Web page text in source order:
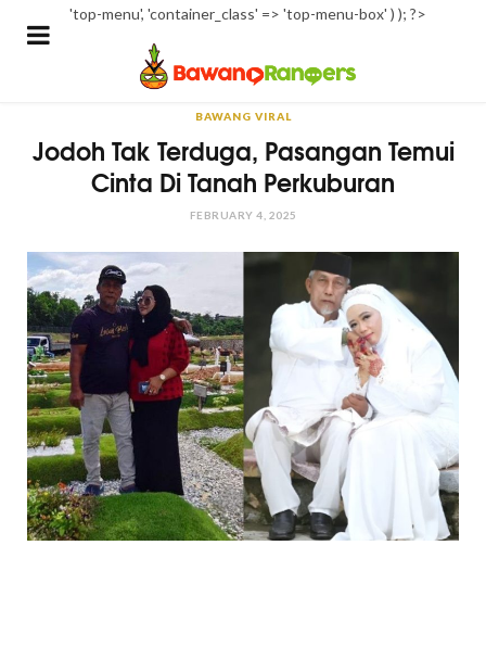
'top-menu', 'container_class' => 'top-menu-box' ) ); ?>
BAWANG VIRAL
Jodoh Tak Terduga, Pasangan Temui
Cinta Di Tanah Perkuburan
FEBRUARY 4, 2025